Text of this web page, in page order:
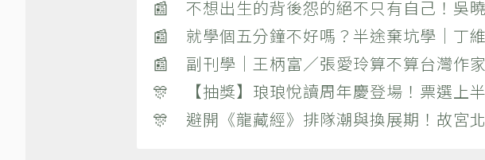
📰 不想出生的背後怨的絕不只有自己！吳
📰 就學個五分鐘不好嗎？半途棄坑學｜丁
📰 副刊學｜王柄富／張愛玲算不算台灣作
🎊 【抽獎】琅琅悅讀周年慶登場！票選上
🎊 避開《龍藏經》排隊潮與換展期！故宮